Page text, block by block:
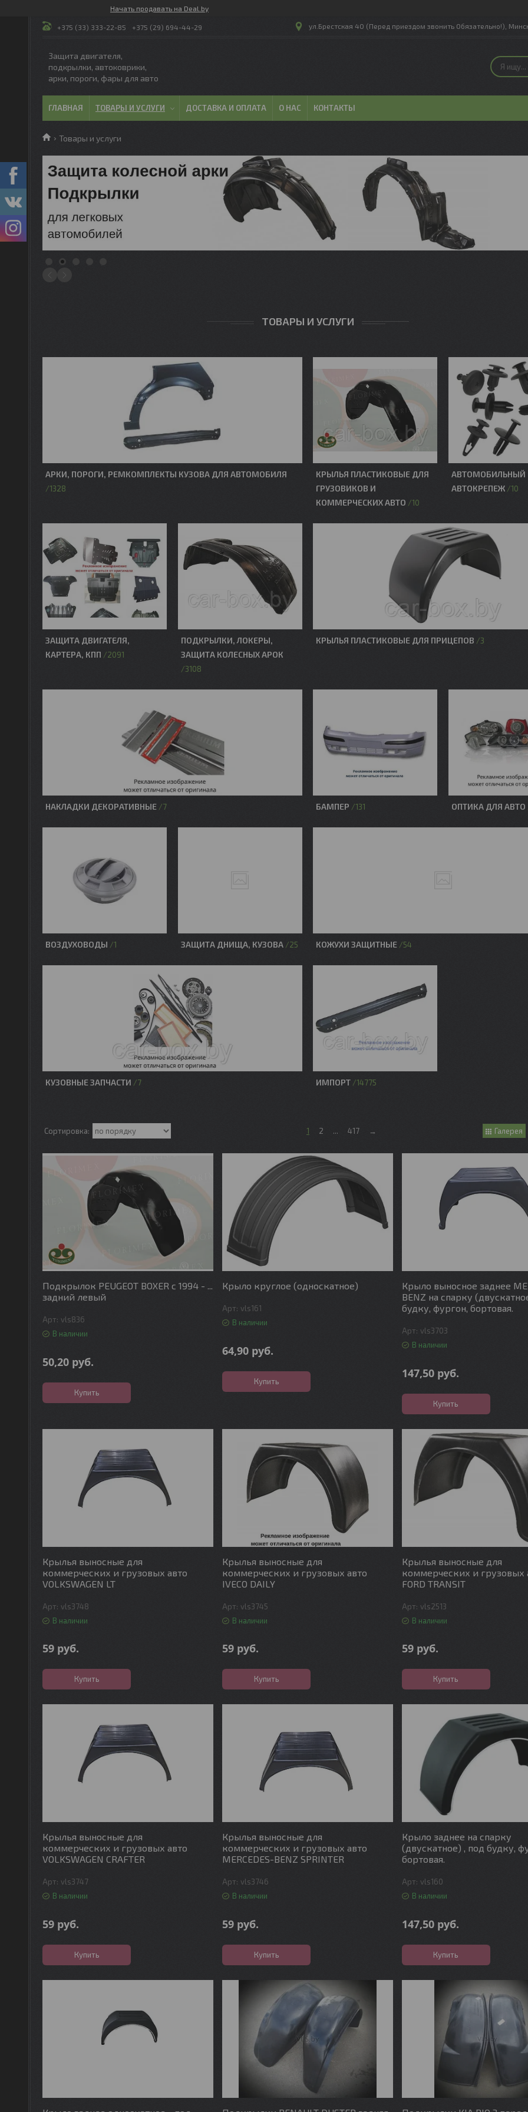
Начать продавать на Deal.by
+375 (33) 333-22-85 +375 (29) 694-44-29 ул.Брестская 40 (Перед приездом звонить Обязательно!),
Защита двигателя,
подкрылки, автоковрики,
арки, пороги, фары для авто
ГЛАВНАЯ ТОВАРЫ И УСЛУГИ ДОСТАВКА И ОПЛАТА О НАС КОНТАКТЫ
Товары и услуги
ТОВАРЫ И УСЛУГИ
АРКИ, ПОРОГИ, РЕМКОМПЛЕКТЫ КУЗОВА ДЛЯ АВТОМОБИЛЯ
1328
КРЫЛЬЯ ПЛАСТИКОВЫЕ ДЛЯ
ГРУЗОВИКОВ И
КОММЕРЧЕСКИХ АВТО
10
АВТОМОБИЛЬНЫЙ
АВТОКРЕПЕЖ
10
ЗАЩИТА ДВИГАТЕЛЯ,
КАРТЕРА, КПП
2091
ПОДКРЫЛКИ, ЛОКЕРЫ,
ЗАЩИТА КОЛЕСНЫХ АРОК
3108
КРЫЛЬЯ ПЛАСТИКОВЫЕ ДЛЯ ПРИЦЕПОВ 3
НАКЛАДКИ ДЕКОРАТИВНЫЕ 7 БАМПЕР 131 ОПТИКА ДЛЯ АВТО
ВОЗДУХОВОДЫ 1 ЗАЩИТА ДНИЩА, КУЗОВА 25 КОЖУХИ ЗАЩИТНЫЕ 54
КУЗОВНЫЕ ЗАПЧАСТИ 7 ИМПОРТ 14775
1 2 ... 417 → Галерея
Подкрылок PEUGEOT BOXER с 1994 - ...
задний левый
vls836
В наличии
50,20 руб.
Купить
Крыло круглое (односкатное)
vls161
В наличии
64,90 руб.
Купить
Крыло выносное заднее
BENZ на спарку
будку, фургон, бортовая.
vls3703
В наличии
147,50 руб.
Купить
Крылья выносные для
коммерческих и грузовых авто
VOLKSWAGEN LT
vls3748
В наличии
59 руб.
Купить
Крылья выносные для
коммерческих и грузовых авто
IVECO DAILY
vls3745
В наличии
59 руб.
Купить
Крылья выносные для
коммерческих и грузовых
FORD TRANSIT
vls2513
В наличии
59 руб.
Купить
Крылья выносные для
коммерческих и грузовых авто
VOLKSWAGEN CRAFTER
vls3747
В наличии
59 руб.
Купить
Крылья выносные для
коммерческих и грузовых авто
MERCEDES-BENZ SPRINTER
vls3746
В наличии
59 руб.
Купить
Крыло заднее на спарку
(двускатное) , под будку,
бортовая.
vls160
В наличии
147,50 руб.
Купить